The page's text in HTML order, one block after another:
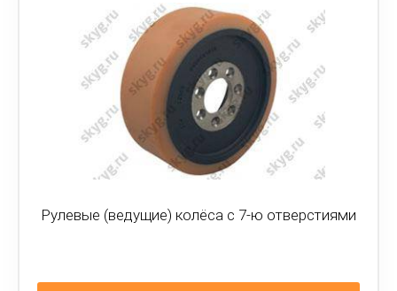
Рулевые (ведущие) колёса с 7-ю отверстиями